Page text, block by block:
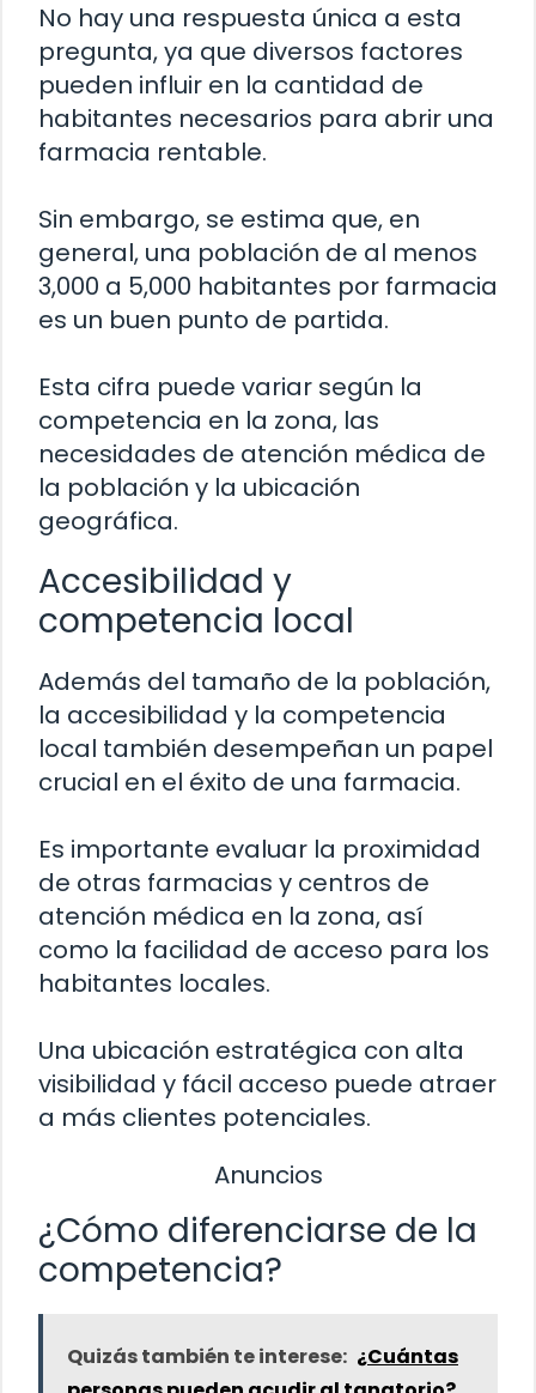
No hay una respuesta única a esta
pregunta, ya que diversos factores
pueden influir en la cantidad de
habitantes necesarios para abrir una
farmacia rentable.
Sin embargo, se estima que, en
general, una población de al menos
3,000 a 5,000 habitantes por farmacia
es un buen punto de partida.
Esta cifra puede variar según la
competencia en la zona, las
necesidades de atención médica de
la población y la ubicación
geográfica.
Accesibilidad y
competencia local
Además del tamaño de la población,
la accesibilidad y la competencia
local también desempeñan un papel
crucial en el éxito de una farmacia.
Es importante evaluar la proximidad
de otras farmacias y centros de
atención médica en la zona, así
como la facilidad de acceso para los
habitantes locales.
Una ubicación estratégica con alta
visibilidad y fácil acceso puede atraer
a más clientes potenciales.
Anuncios
¿Cómo diferenciarse de la
competencia?
Quizás también te interese: ¿Cuántas